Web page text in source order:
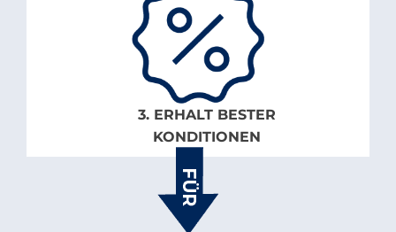
3. ERHALT BESTER
KONDITIONEN